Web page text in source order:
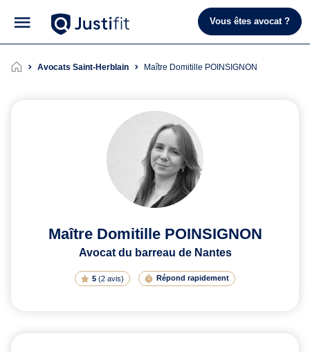
Vous êtes avocat ?
Avocats Saint-Herblain Maître Domitille POINSIGNON
Maître Domitille POINSIGNON
Avocat du barreau de Nantes
5(2 avis) Répond rapidement